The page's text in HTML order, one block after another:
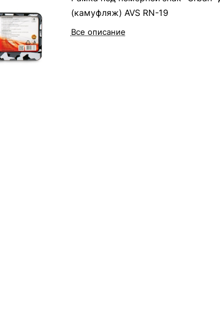
(камуфляж) AVS RN-19
Все описание